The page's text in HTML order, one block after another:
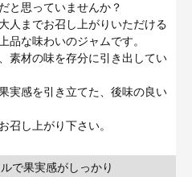
と思っていませんか？
人までお召し上がりいただける
品な味わいのジャムです。
素材の味を存分に引き出してい
実感を引き立てた、後味の良い
召し上がり下さい。
で果実感がしっかり